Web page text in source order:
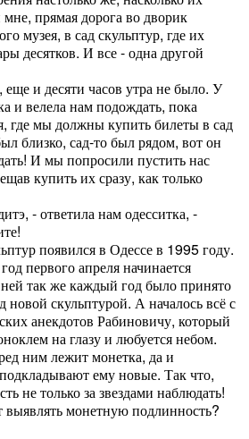
прямая дорога во дворик
музея, в сад скульптур, где их
десятков. И все - одна другой
и десяти часов утра не было. У
и велела нам подождать, пока
где мы должны купить билеты в сад
близко, сад-то был рядом, вот он
И мы попросили пустить нас
купить их сразу, как только
- ответила нам одесситка, -
появился в Одессе в 1995 году.
первого апреля начинается
так же каждый год было принято
новой скульптурой. А началось всё с
анекдотов Рабиновичу, который
на глазу и любуется небом.
ним лежит монетка, да и
ему новые. Так что,
не только за звездами наблюдать!
монетную подлинность?